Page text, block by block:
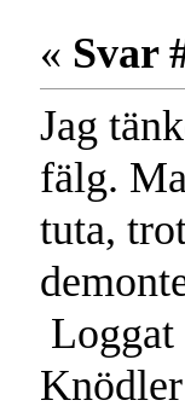
« Svar
Jag
fälg.
tuta,
Loggat